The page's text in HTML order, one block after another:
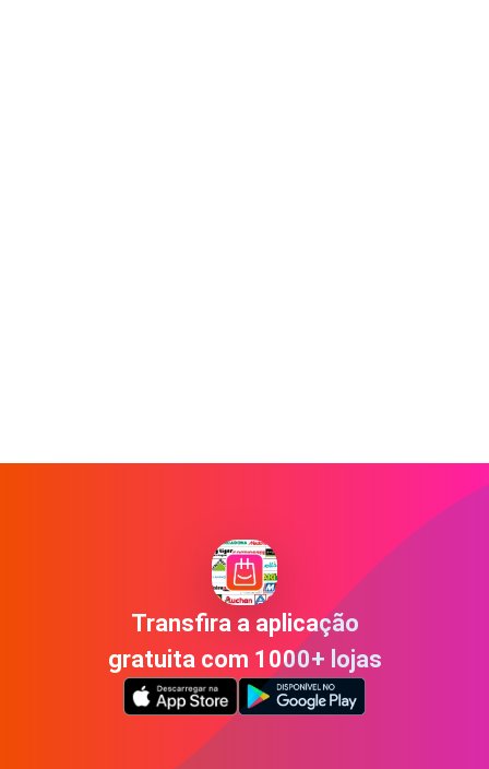
Transfira a aplicação
gratuita com 1000+ lojas